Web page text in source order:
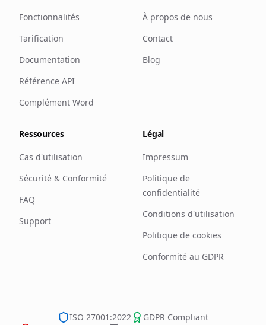
Fonctionnalités
Tarification
Documentation
Référence API
Complément Word
À propos de nous
Contact
Blog
Ressources
Cas d'utilisation
Sécurité & Conformité
FAQ
Support
Légal
Impressum
Politique de
confidentialité
Conditions d'utilisation
Politique de cookies
Conformité au GDPR
ISO 27001:2022
GDPR Compliant